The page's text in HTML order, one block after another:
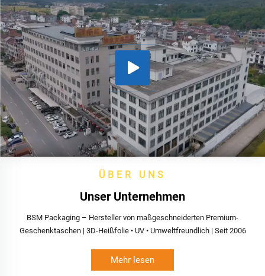
ÜBER UNS
Unser Unternehmen
BSM Packaging – Hersteller von maßgeschneiderten Premium-
Geschenktaschen | 3D-Heißfolie • UV • Umweltfreundlich | Seit 2006
Mehr lesen